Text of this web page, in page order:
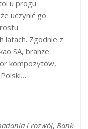
u progu
uczynić go
latach. Zgodnie z
SA, branże
kompozytów,
i rozwój, Bank